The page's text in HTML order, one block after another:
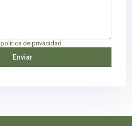
política de privacidad